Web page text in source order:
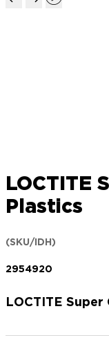
LOCTITE
Plastics
(SKU/IDH)
2954920
LOCTITE Super